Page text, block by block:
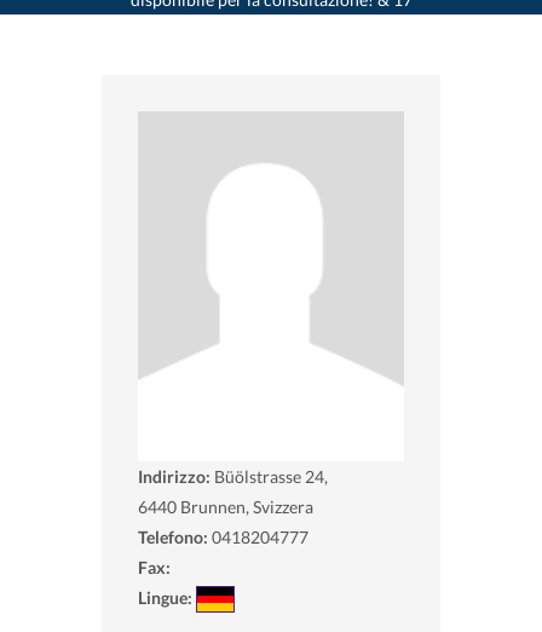
>Dentista>Brunnen>Dr. Dominik Ruoss>Practica di Dr. Dominik Ruoss
Indirizzo: Büölstrasse 24,
6440 Brunnen, Svizzera
Telefono: 0418204777
Fax:
Lingue: